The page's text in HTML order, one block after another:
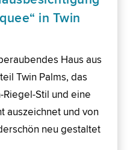
in Twin
Haus aus
Twin Palms, das
Stil und eine
auszeichnet und von
neu gestaltet